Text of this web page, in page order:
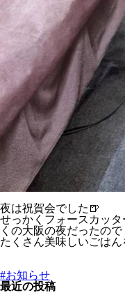
夜は祝賀会でした🍺
せっかくフォースカッ
くの大阪の夜だったの
たくさん美味しいごは
#お知らせ
最近の投稿